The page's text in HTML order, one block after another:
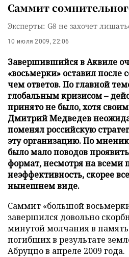
Саммит
Эксперты: G8 не захочет
10 июля 2009, 22:06
Завершившийся в Аквиле
«восьмерки» оставил после
чем ответов. По главной
глобальным кризисом –
принято не было, хотя
Дмитрий Медведев
поменял российскую
эту организацию. По
было мало поводов
формат, несмотря на всеми
неэффективность, скорее
нынешнем виде.
Саммит «большой
завершился довольно
минутой молчания в память
погибших в результате
Абруццо в апреле 2009 года.